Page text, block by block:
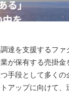
達を支援するフ
が保有する売掛
手段として多く
アップに向けて